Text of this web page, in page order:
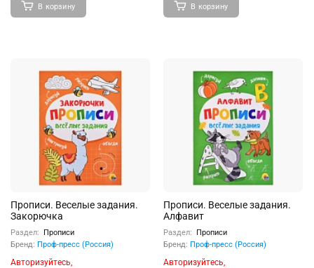
В корзину В корзину
Прописи. Веселые задания.
Закорючка
Раздел:
Прописи
Бренд: Проф-пресс (Россия)
Авторизуйтесь,
Прописи. Веселые задания.
Алфавит
Раздел:
Прописи
Бренд: Проф-пресс (Россия)
Авторизуйтесь,